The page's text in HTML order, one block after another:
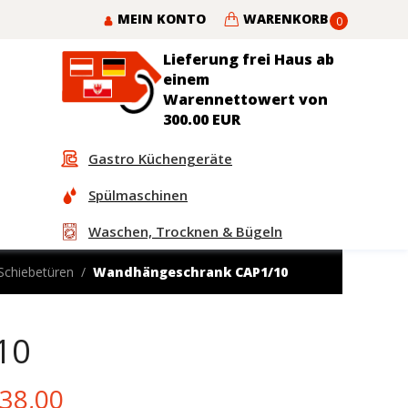
MEIN KONTO 0
WARENKORB
Lieferung frei Haus ab
einem
Warennettowert von
300.00 EUR
Gastro Küchengeräte
Spülmaschinen
Waschen, Trocknen & Bügeln
Wandhängeschrank CAP1/10